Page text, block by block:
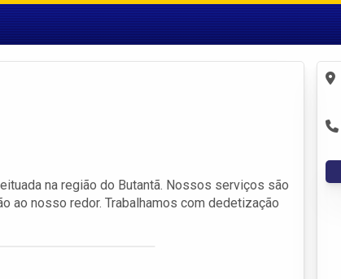
na região do Butantã. Nossos serviços são
ao nosso redor. Trabalhamos com dedetização